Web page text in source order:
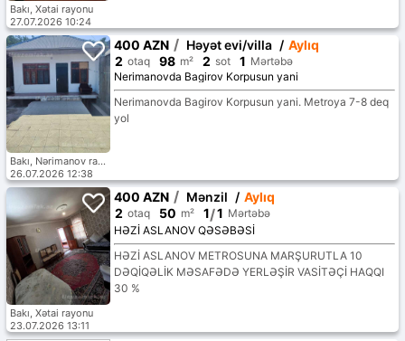
Bakı, Xətai rayonu
27.07.2026 10:24
Bakı, Nərimanov rayonu
26.07.2026 12:38
400 AZN / Həyət evi/villa / Aylıq
2 otaq 98 m² 2 sot 1 Mərtəbə
Nerimanovda Bagirov Korpusun yani
Nerimanovda Bagirov Korpusun yani. Metroya 7-8 deq
yol
Bakı, Xətai rayonu
23.07.2026 13:11
400 AZN / Mənzil / Aylıq
2 otaq 50 m² 1/1 Mərtəbə
HƏZİ ASLANOV QƏSƏBƏSİ
HƏZİ ASLANOV METROSUNA MARŞURUTLA 10
DƏQİQƏLİK MƏSAFƏDƏ YERLƏŞİR VASİTƏÇİ HAQQI
30 %